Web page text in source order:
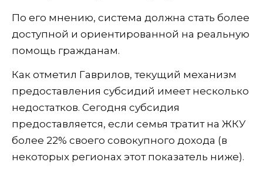
По его мнению, система должна стать более
доступной и ориентированной на реальную
помощь гражданам.
Как отметил Гаврилов, текущий механизм
предоставления субсидий имеет несколько
недостатков. Сегодня субсидия
предоставляется, если семья тратит на ЖКУ
более 22% своего совокупного дохода (в
некоторых регионах этот показатель ниже).